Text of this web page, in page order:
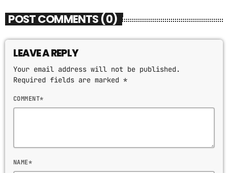
POST COMMENTS (0)
LEAVE A REPLY
Your email address will not be published.
Required fields are marked *
COMMENT*
NAME*